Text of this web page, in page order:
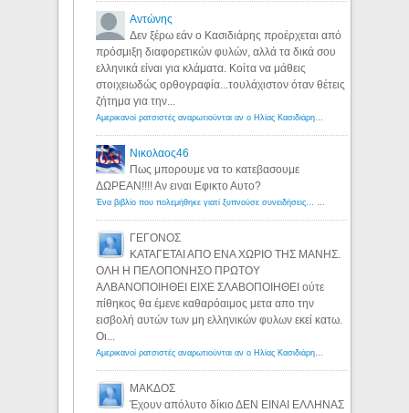
Αντώνης
Δεν ξέρω εάν ο Κασιδιάρης προέρχεται από
πρόσμιξη διαφορετικών φυλών, αλλά τα δικά σου
ελληνικά είναι για κλάματα. Κοίτα να μάθεις
στοιχειωδώς ορθογραφία...τουλάχιστον όταν θέτεις
ζήτημα για την...
Αμερικανοί ρατσιστές αναρωτιούνται αν ο Ηλίας Κασιδιάρης ανήκει στη λευκή φυλή... - Λόγιος Ερμής
Νικολαος46
Πως μπορουμε να το κατεβασουμε
ΔΩΡΕΑΝ!!!! Αν ειναι Εφικτο Αυτο?
Ένα βιβλίο που πολεμήθηκε γιατί ξυπνούσε συνειδήσεις... - Λόγιος Ερμής | Η γνώση ξεκινάει με την αναζήτηση...
ΓΕΓΟΝΟΣ
ΚΑΤΑΓΕΤΑΙ ΑΠΟ ΕΝΑ ΧΩΡΙΟ ΤΗΣ ΜΑΝΗΣ.
ΟΛΗ Η ΠΕΛΟΠΟΝΗΣΟ ΠΡΩΤΟΥ
ΑΛΒΑΝΟΠΟΙΗΘΕΙ ΕΙΧΕ ΣΛΑΒΟΠΟΙΗΘΕΙ ούτε
πίθηκος θα έμενε καθαρόαιμος μετα απο την
εισβολή αυτών των μη ελληνικών φυλων εκεί κατω.
Οι...
Αμερικανοί ρατσιστές αναρωτιούνται αν ο Ηλίας Κασιδιάρης ανήκει στη λευκή φυλή... - Λόγιος Ερμής
ΜΑΚΔΟΣ
Έχουν απόλυτο δίκιο ΔΕΝ ΕΙΝΑΙ ΕΛΛΗΝΑΣ